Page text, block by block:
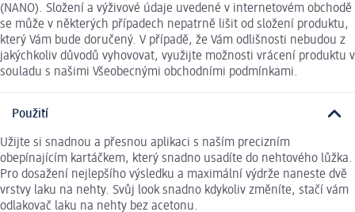
(NANO). Složení a výživové údaje uvedené v internetovém obchodě
se může v některých případech nepatrně lišit od složení produktu,
který Vám bude doručený. V případě, že Vám odlišnosti nebudou z
jakýchkoliv důvodů vyhovovat, využijte možnosti vrácení produktu v
souladu s našimi Všeobecnými obchodními podmínkami.
Použití
Užijte si snadnou a přesnou aplikaci s naším precizním
obepínajícím kartáčkem, který snadno usadíte do nehtového lůžka.
Pro dosažení nejlepšího výsledku a maximální výdrže naneste dvě
vrstvy laku na nehty. Svůj look snadno kdykoliv změníte, stačí vám
odlakovač laku na nehty bez acetonu.